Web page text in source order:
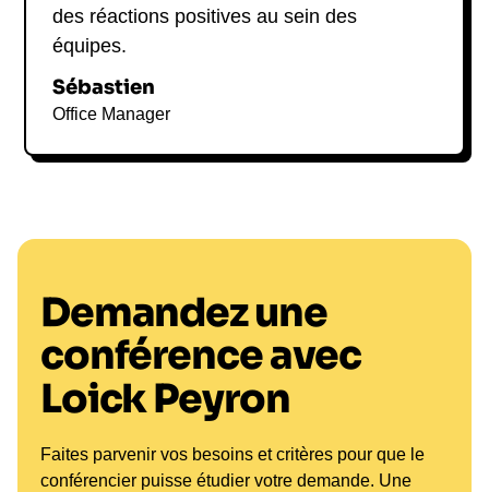
des réactions positives au sein des
équipes.
Sébastien
Office Manager
Demandez une
conférence avec
Loick Peyron
Faites parvenir vos besoins et critères pour que le
conférencier puisse étudier votre demande. Une